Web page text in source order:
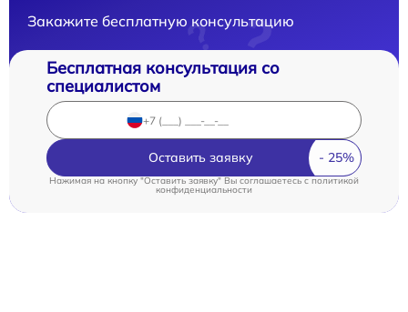
Закажите бесплатную консультацию
Бесплатная консультация со
специалистом
Оставить заявку
Нажимая на кнопку "Оставить заявку" Вы соглашаетесь c политикой
конфиденциальности